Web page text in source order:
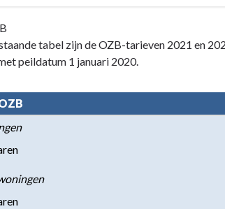
tabel zijn de OZB-tarieven 2021 en
peildatum 1 januari 2020.